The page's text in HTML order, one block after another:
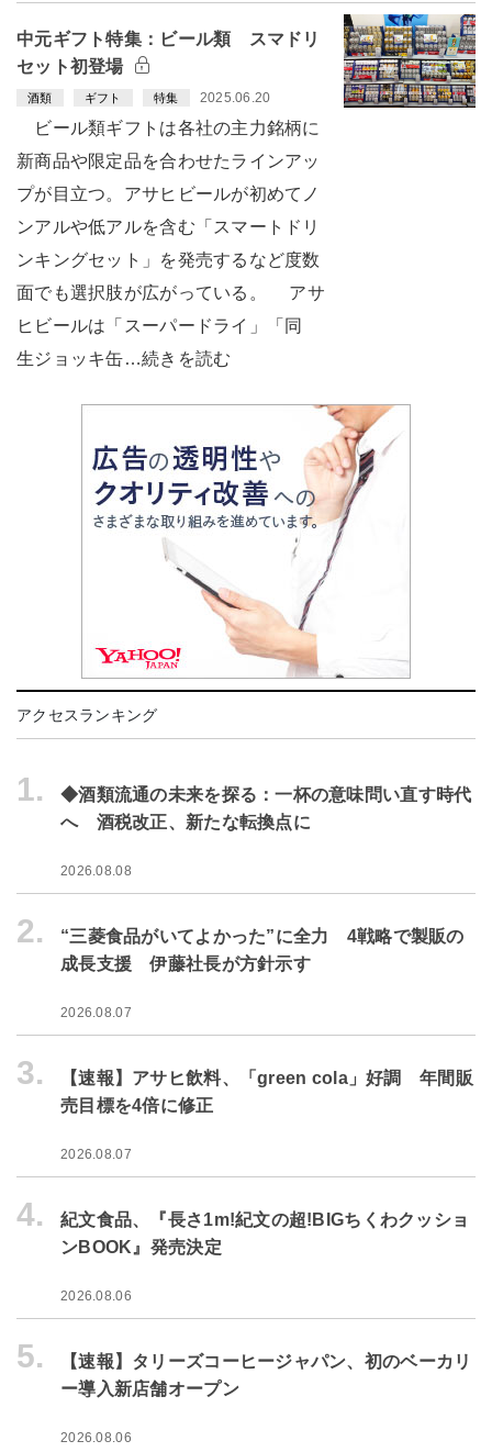
中元ギフト特集：ビール類 スマドリ
セット初登場
酒類 ギフト 特集 2025.06.20
ビール類ギフトは各社の主力銘柄に
新商品や限定品を合わせたラインアッ
プが目立つ。アサヒビールが初めてノ
ンアルや低アルを含む「スマートドリ
ンキングセット」を発売するなど度数
面でも選択肢が広がっている。 アサ
ヒビールは「スーパードライ」「同
生ジョッキ缶…続きを読む
アクセスランキング
1.
◆酒類流通の未来を探る：一杯の意味問い直す時代
へ 酒税改正、新たな転換点に
2026.08.08
2.
“三菱食品がいてよかった”に全力 4戦略で製販の
成長支援 伊藤社長が方針示す
2026.08.07
3.
【速報】アサヒ飲料、「green cola」好調 年間販
売目標を4倍に修正
2026.08.07
4.
紀文食品、『長さ1m!紀文の超!BIGちくわクッショ
ンBOOK』発売決定
2026.08.06
5.
【速報】タリーズコーヒージャパン、初のベーカリ
ー導入新店舗オープン
2026.08.06